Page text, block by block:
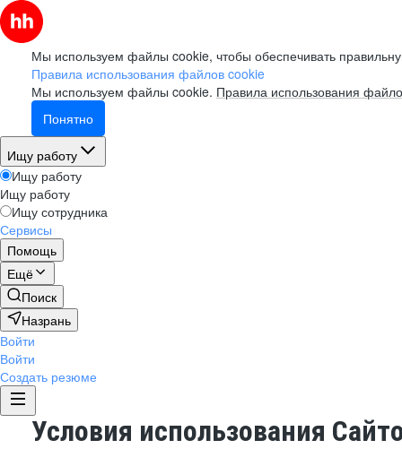
Мы используем файлы cookie, чтобы обеспечивать
Правила использования файлов cookie
Мы используем файлы cookie. Правила использования
Понятно
Ищу работу
Ищу работу
Ищу работу
Ищу сотрудника
Сервисы
Помощь
Ещё
Поиск
Назрань
Войти
Войти
Создать резюме
Условия использования